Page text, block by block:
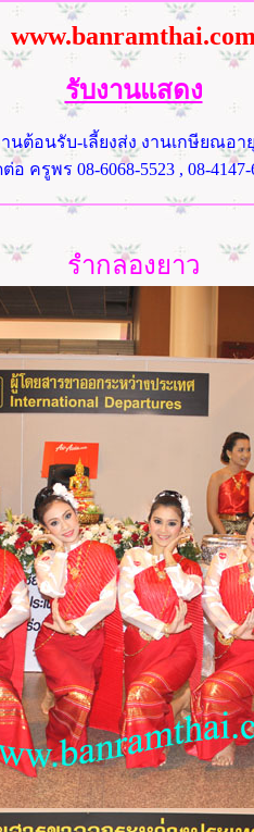
www.banramthai.com
รับงานแสดง
นต้อนรับ-เลี้ยงส่ง งานเกษียณอ
อ ครูพร 08-6068-5523 , 08-4147-
รำกลองยาว